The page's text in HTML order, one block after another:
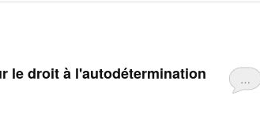
…
le droit à l'autodétermination